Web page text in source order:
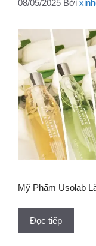
08/05/2025 Bởi
Mỹ Phẩm Usolab
Đọc tiếp